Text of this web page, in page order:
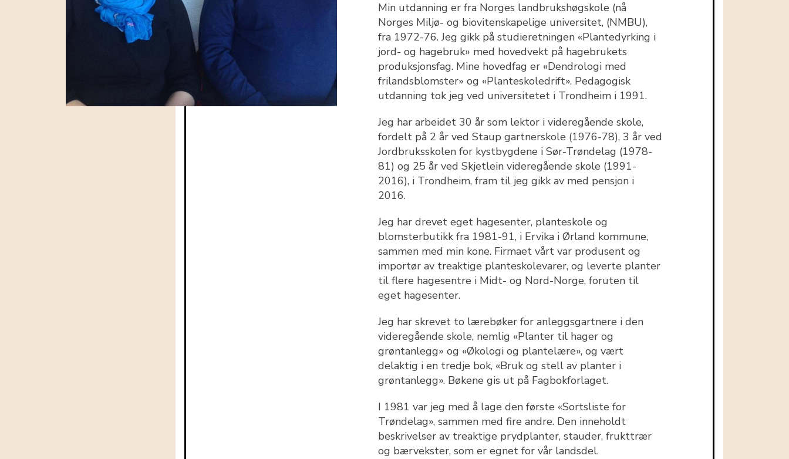
Min utdanning er fra Norges landbrukshøgskole (nå
Norges Miljø- og biovitenskapelige universitet, (NMBU),
fra 1972-76. Jeg gikk på studieretningen «Plantedyrking i
jord- og hagebruk» med hovedvekt på hagebrukets
produksjonsfag. Mine hovedfag er «Dendrologi med
frilandsblomster» og «Planteskoledrift». Pedagogisk
utdanning tok jeg ved universitetet i Trondheim i 1991.
Jeg har arbeidet 30 år som lektor i videregående skole,
fordelt på 2 år ved Staup gartnerskole (1976-78), 3 år ved
Jordbruksskolen for kystbygdene i Sør-Trøndelag (1978-
81) og 25 år ved Skjetlein videregående skole (1991-
2016), i Trondheim, fram til jeg gikk av med pensjon i
2016.
Jeg har drevet eget hagesenter, planteskole og
blomsterbutikk fra 1981-91, i Ervika i Ørland kommune,
sammen med min kone. Firmaet vårt var produsent og
importør av treaktige planteskolevarer, og leverte planter
til flere hagesentre i Midt- og Nord-Norge, foruten til
eget hagesenter.
Jeg har skrevet to lærebøker for anleggsgartnere i den
videregående skole, nemlig «Planter til hager og
grøntanlegg» og «Økologi og plantelære», og vært
delaktig i en tredje bok, «Bruk og stell av planter i
grøntanlegg». Bøkene gis ut på Fagbokforlaget.
I 1981 var jeg med å lage den første «Sortsliste for
Trøndelag», sammen med fire andre. Den inneholdt
beskrivelser av treaktige prydplanter, stauder, frukttrær
og bærvekster, som er egnet for vår landsdel.